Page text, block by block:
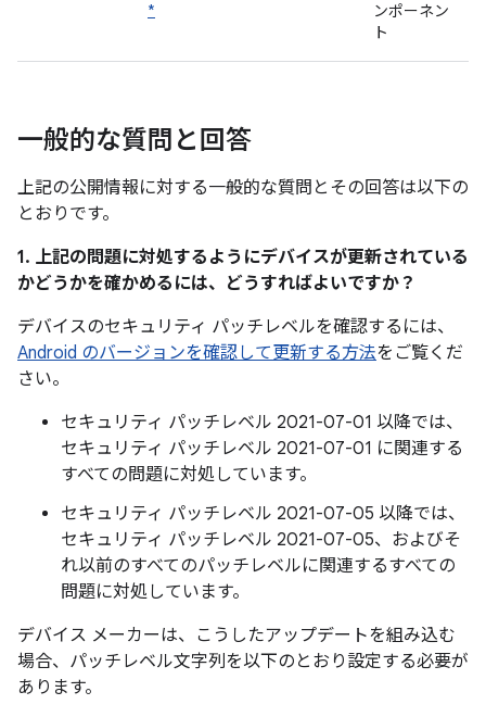
*
ンポーネン
ト
一般的な質問と回答
上記の公開情報に対する一般的な質問とその回答は以下の
とおりです。
1. 上記の問題に対処するようにデバイスが更新されている
かどうかを確かめるには、どうすればよいですか？
デバイスのセキュリティ パッチレベルを確認するには、
Android のバージョンを確認して更新する方法をご覧くだ
さい。
セキュリティ パッチレベル 2021-07-01 以降では、
セキュリティ パッチレベル 2021-07-01 に関連する
すべての問題に対処しています。
セキュリティ パッチレベル 2021-07-05 以降では、
セキュリティ パッチレベル 2021-07-05、およびそ
れ以前のすべてのパッチレベルに関連するすべての
問題に対処しています。
デバイス メーカーは、こうしたアップデートを組み込む
場合、パッチレベル文字列を以下のとおり設定する必要が
あります。